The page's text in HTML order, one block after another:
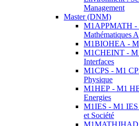
Management
Master (DNM)
M1APPMATH -
Mathématiques
M1BIOHEA -
M1CHEINT -
Interfaces
M1CPS - M1
Physique
M1HEP - M1
Energies
M1IES - M1 IES
et Société